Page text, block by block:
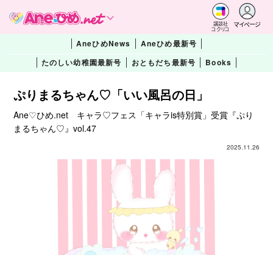
講談社
コクリコ
マイページ
AneひめNews
Aneひめ最新号
たのしい幼稚園最新号
おともだち最新号 Books
ぷりまるちゃん♡「いい風呂の日」
Ane♡ひめ.net キャラ♡フェス「キャラis特別賞」受賞『ぷり
まるちゃん♡』vol.47
2025.11.26